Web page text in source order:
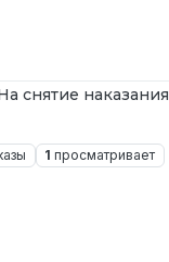
снятие наказания
1 просматривает